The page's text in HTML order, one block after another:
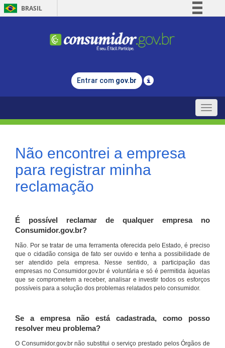
BRASIL
Comunica BR
Legislação
Entrar com gov.br
Toggle
Não encontrei a empresa
para registrar minha
reclamação
É possível reclamar de qualquer empresa no
Consumidor.gov.br?
Não. Por se tratar de uma ferramenta oferecida pelo Estado, é preciso
que o cidadão consiga de fato ser ouvido e tenha a possibilidade de
ser atendido pela empresa. Nesse sentido, a participação das
empresas no Consumidor.gov.br é voluntária e só é permitida àquelas
que se comprometem a receber, analisar e investir todos os esforços
possíveis para a solução dos problemas relatados pelo consumidor.
Se a empresa não está cadastrada, como posso
resolver meu problema?
O Consumidor.gov.br não substitui o serviço prestado pelos Órgãos de